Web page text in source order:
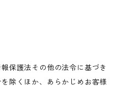
保護法その他の法令に基づき
除くほか、あらかじめお客様